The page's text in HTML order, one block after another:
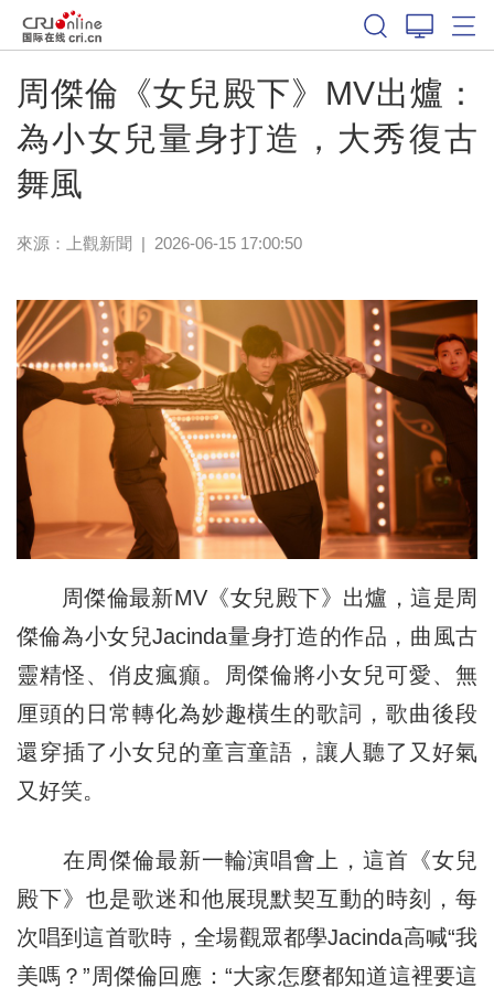
周傑倫《女兒殿下》MV出爐：
為小女兒量身打造，大秀復古
舞風
來源： 上觀新聞 | 2026-06-15 17:00:50
周傑倫最新MV《女兒殿下》出爐，這是周
傑倫為小女兒Jacinda量身打造的作品，曲風古
靈精怪、俏皮瘋癲。周傑倫將小女兒可愛、無
厘頭的日常轉化為妙趣橫生的歌詞，歌曲後段
還穿插了小女兒的童言童語，讓人聽了又好氣
又好笑。
在周傑倫最新一輪演唱會上，這首《女兒
殿下》也是歌迷和他展現默契互動的時刻，每
次唱到這首歌時，全場觀眾都學Jacinda高喊“我
美嗎？”周傑倫回應：“大家怎麼都知道這裡要這